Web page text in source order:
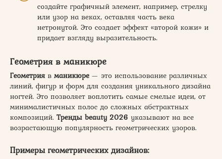
создайте графичный элемент, например, стрелку
или узор на веках, оставляя часть века
нетронутой. Это создает эффект «второй кожи» и
придает взгляду выразительность.
Геометрия в маникюре
Геометрия в маникюре — это использование различных
линий, фигур и форм для создания уникального дизайна
ногтей. Это позволяет воплотить самые смелые идеи, от
минималистичных полос до сложных абстрактных
композиций. Тренды beauty 2026 указывают на все
возрастающую популярность геометрических узоров.
Примеры геометрических дизайнов: